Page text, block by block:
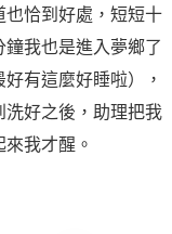
也恰到好處，短短十
鐘我也是進入夢鄉了
好有這麼好睡啦），
洗好之後，助理把我
來我才醒。